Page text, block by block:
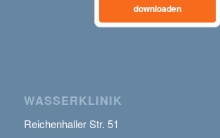
downloaden
WASSERKLINIK
Reichenhaller Str. 51